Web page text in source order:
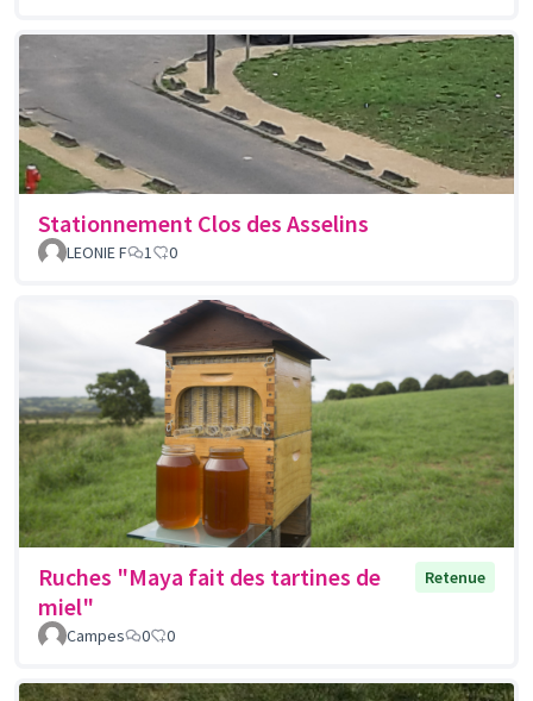
Stationnement Clos des Asselins
LEONIE F 1 0
Ruches "Maya fait des tartines de
miel"
Retenue
Campes 0 0